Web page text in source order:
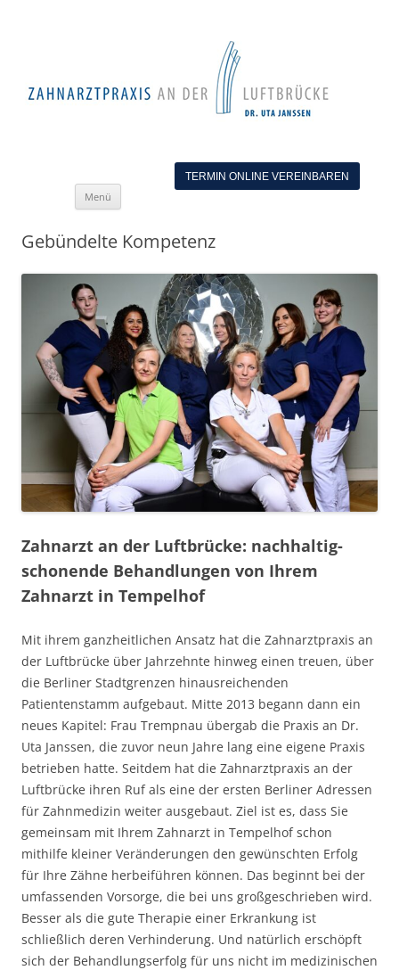
TERMIN ONLINE VEREINBAREN
Menü
Gebündelte Kompetenz
Zahnarzt an der Luftbrücke: nachhaltig-
schonende Behandlungen von Ihrem
Zahnarzt in Tempelhof
Mit ihrem ganzheitlichen Ansatz hat die Zahnarztpraxis an
der Luftbrücke über Jahrzehnte hinweg einen treuen, über
die Berliner Stadtgrenzen hinausreichenden
Patientenstamm aufgebaut. Mitte 2013 begann dann ein
neues Kapitel: Frau Trempnau übergab die Praxis an Dr.
Uta Janssen, die zuvor neun Jahre lang eine eigene Praxis
betrieben hatte. Seitdem hat die Zahnarztpraxis an der
Luftbrücke ihren Ruf als eine der ersten Berliner Adressen
für Zahnmedizin weiter ausgebaut. Ziel ist es, dass Sie
gemeinsam mit Ihrem Zahnarzt in Tempelhof schon
mithilfe kleiner Veränderungen den gewünschten Erfolg
für Ihre Zähne herbeiführen können. Das beginnt bei der
umfassenden Vorsorge, die bei uns großgeschrieben wird.
Besser als die gute Therapie einer Erkrankung ist
schließlich deren Verhinderung. Und natürlich erschöpft
sich der Behandlungserfolg für uns nicht im medizinischen